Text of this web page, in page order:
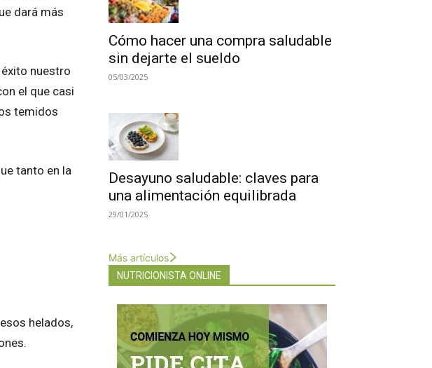
dará más
nuestro
el que casi
temidos
tanto en la
helados,
Cómo hacer una compra saludable
sin dejarte el sueldo
05/03/2025
Desayuno saludable: claves para
una alimentación equilibrada
29/01/2025
Más artículos
NUTRICIONISTA ONLINE